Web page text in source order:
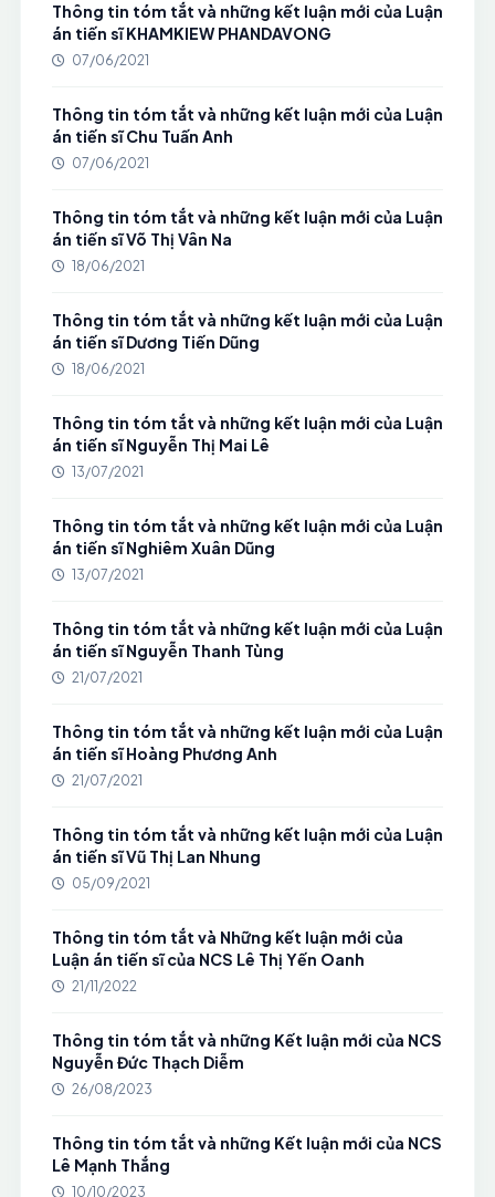
Thông tin tóm tắt và những kết luận mới của Luận
án tiến sĩ KHAMKIEW PHANDAVONG
07/06/2021
Thông tin tóm tắt và những kết luận mới của Luận
án tiến sĩ Chu Tuấn Anh
07/06/2021
Thông tin tóm tắt và những kết luận mới của Luận
án tiến sĩ Võ Thị Vân Na
18/06/2021
Thông tin tóm tắt và những kết luận mới của Luận
án tiến sĩ Dương Tiến Dũng
18/06/2021
Thông tin tóm tắt và những kết luận mới của Luận
án tiến sĩ Nguyễn Thị Mai Lê
13/07/2021
Thông tin tóm tắt và những kết luận mới của Luận
án tiến sĩ Nghiêm Xuân Dũng
13/07/2021
Thông tin tóm tắt và những kết luận mới của Luận
án tiến sĩ Nguyễn Thanh Tùng
21/07/2021
Thông tin tóm tắt và những kết luận mới của Luận
án tiến sĩ Hoàng Phương Anh
21/07/2021
Thông tin tóm tắt và những kết luận mới của Luận
án tiến sĩ Vũ Thị Lan Nhung
05/09/2021
Thông tin tóm tắt và Những kết luận mới của
Luận án tiến sĩ của NCS Lê Thị Yến Oanh
21/11/2022
Thông tin tóm tắt và những Kết luận mới của NCS
Nguyễn Đức Thạch Diễm
26/08/2023
Thông tin tóm tắt và những Kết luận mới của NCS
Lê Mạnh Thắng
10/10/2023